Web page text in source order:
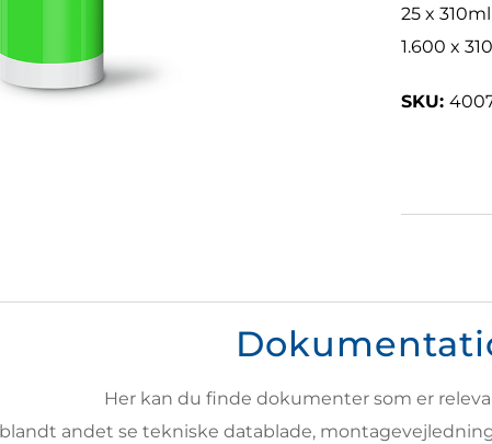
25 x
1.600 x
Her kan du finde dokumenter som er
andet se tekniske datablade,